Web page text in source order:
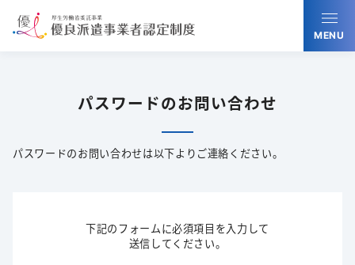
MENU
パスワードのお問い合わせ
パスワードのお問い合わせは以下よりご連絡ください。
下記のフォームに必須項目を入力して
送信してください。